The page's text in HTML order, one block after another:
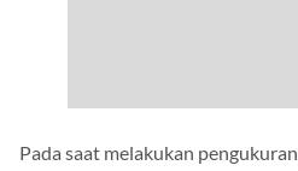
Pada saat melakukan